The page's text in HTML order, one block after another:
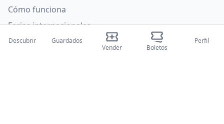
Cómo funciona
Ferias internacionales
Programa para creadores
Descubrir
Guardados
Vender
Boletos
Perfil